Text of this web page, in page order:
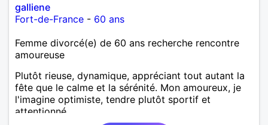
galliene
Fort-de-France - 60 ans
Femme divorcé(e) de 60 ans recherche rencontre
amoureuse
Plutôt rieuse, dynamique, appréciant tout autant la
fête que le calme et la sérénité. Mon amoureux, je
l'imagine optimiste, tendre plutôt sportif et
attentionné.